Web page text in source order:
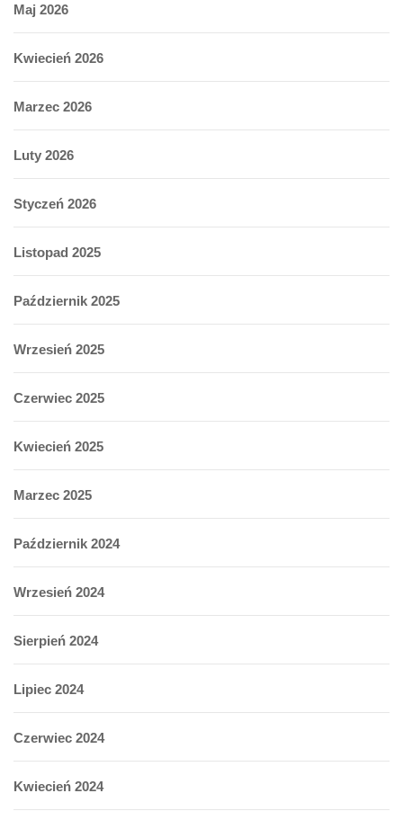
Maj 2026
Kwiecień 2026
Marzec 2026
Luty 2026
Styczeń 2026
Listopad 2025
Październik 2025
Wrzesień 2025
Czerwiec 2025
Kwiecień 2025
Marzec 2025
Październik 2024
Wrzesień 2024
Sierpień 2024
Lipiec 2024
Czerwiec 2024
Kwiecień 2024